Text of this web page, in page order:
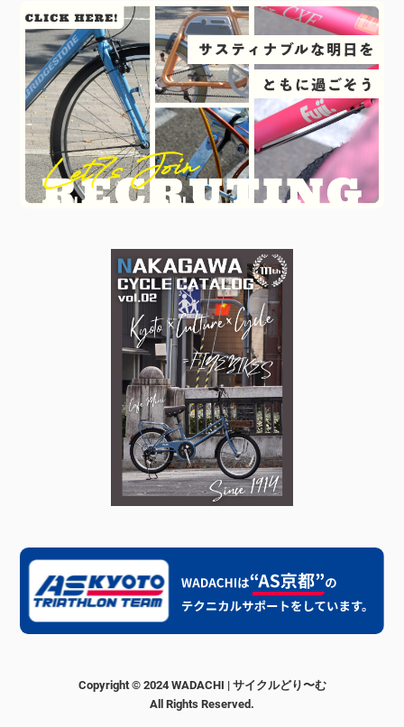
Copyright © 2024 WADACHI | サイクルどり〜む
All Rights Reserved.